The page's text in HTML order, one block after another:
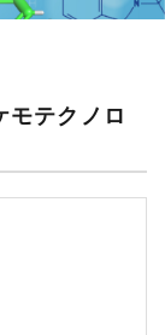
モテクノロ